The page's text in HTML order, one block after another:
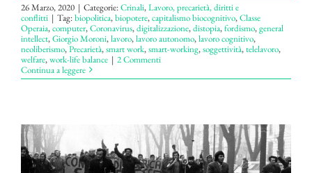
26 Marzo, 2020 | Categorie:Crinali,Lavoro, precarietà, diritti e
conflitti | Tag:biopolitica,biopotere,capitalismo biocognitivo,Classe
Operaia,computer,Coronavirus,digitalizzazione,distopia,fordismo,general
intellect,Giorgio Moroni,lavoro,lavoro autonomo,lavoro cognitivo,
neoliberismo,Precarietà,smart work,smart-working,soggettività,telelavoro,
welfare,work-life balance | 2 Commenti
Continua a leggere